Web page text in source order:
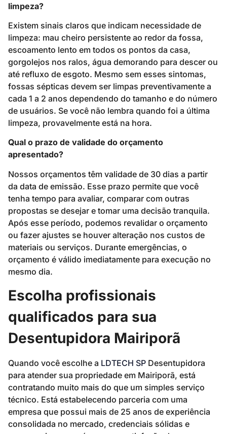
limpeza?
Existem sinais claros que indicam necessidade de
limpeza: mau cheiro persistente ao redor da fossa,
escoamento lento em todos os pontos da casa,
gorgolejos nos ralos, água demorando para descer ou
até refluxo de esgoto. Mesmo sem esses sintomas,
fossas sépticas devem ser limpas preventivamente a
cada 1 a 2 anos dependendo do tamanho e do número
de usuários. Se você não lembra quando foi a última
limpeza, provavelmente está na hora.
Qual o prazo de validade do orçamento
apresentado?
Nossos orçamentos têm validade de 30 dias a partir
da data de emissão. Esse prazo permite que você
tenha tempo para avaliar, comparar com outras
propostas se desejar e tomar uma decisão tranquila.
Após esse período, podemos revalidar o orçamento
ou fazer ajustes se houver alteração nos custos de
materiais ou serviços. Durante emergências, o
orçamento é válido imediatamente para execução no
mesmo dia.
Escolha profissionais
qualificados para sua
Desentupidora Mairiporã
Quando você escolhe a LDTECH SP Desentupidora
para atender sua propriedade em Mairiporã, está
contratando muito mais do que um simples serviço
técnico. Está estabelecendo parceria com uma
empresa que possui mais de 25 anos de experiência
consolidada no mercado, credenciais sólidas e